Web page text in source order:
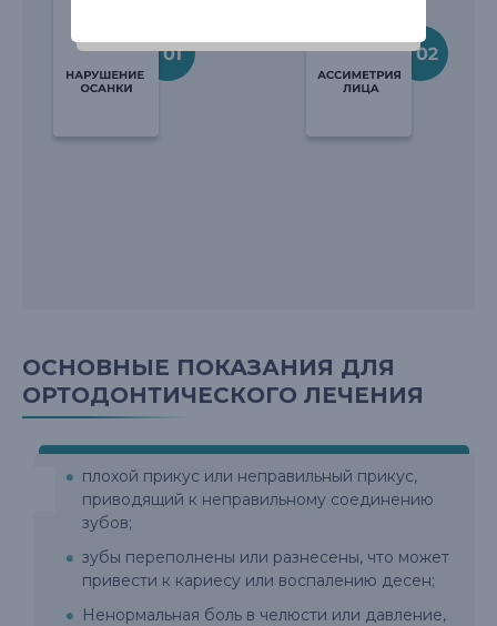
ОСНОВНЫЕ ПОКАЗАНИЯ ДЛЯ
ОРТОДОНТИЧЕСКОГО ЛЕЧЕНИЯ
плохой прикус или неправильный прикус,
приводящий к неправильному соединению
зубов;
зубы переполнены или разнесены, что может
привести к кариесу или воспалению десен;
Ненормальная боль в челюсти или давление,